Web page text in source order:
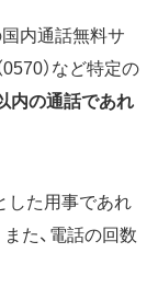
内通話無料サ
）など特定の
内の通話であれ
した用事であれ
た、電話の回数